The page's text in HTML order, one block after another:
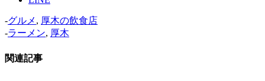
-グルメ , 厚木の飲食店
-ラーメン, 厚木
関連記事